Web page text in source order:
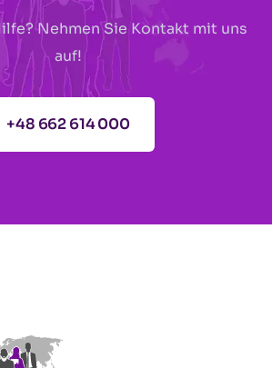
Nehmen Sie Kontakt mit uns
auf!
+48 662 614 000